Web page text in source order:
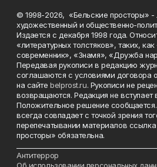
© 1998-2026, «Бельские просторы» -
художественный и общественно-
Издается с декабря 1998 года.
«литературных толстяков», таких,
современник», «Знамя», «Дружба
Передавая рукописи в редакцию
соглашаются с условиями договора
на сайтеbelprost.ru. Рукописи не
возвращаются. Редакция не вступает
Положительное решение
всегда совпадает с точкой зрения
перепечатывании материалов
просторы» обязательна.
Антитеррор